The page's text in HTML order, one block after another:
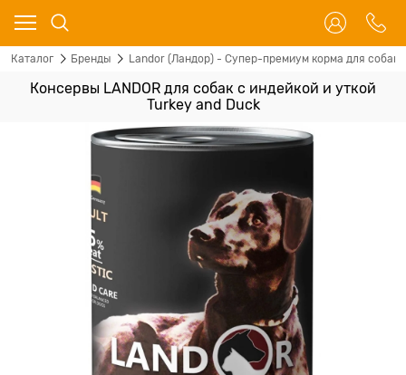
Каталог Бренды Landor (Ландор) - Супер-премиум корма для собак
Консервы LANDOR для собак с индейкой и уткой
Turkey and Duck